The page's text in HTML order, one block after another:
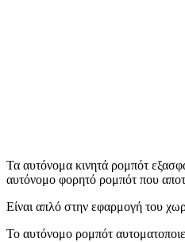
Τα αυτόνομα κινητά ρομπότ
αυτόνομο φορητό ρομπότ που
Είναι απλό στην εφαρμογή του
Το αυτόνομο ρομπότ